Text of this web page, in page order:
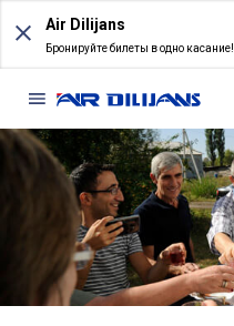
content
Air Dilijans
Бронируйте билеты в одно касание!
Информация
Перед полетом
Условия перевозки